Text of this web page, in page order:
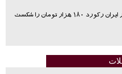
هزار تومان را شکست